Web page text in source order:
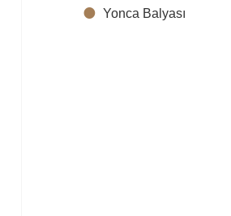
Yonca Balyası